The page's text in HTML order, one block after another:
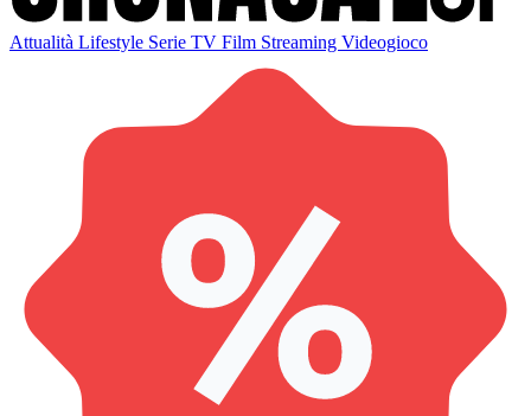
Attualità Lifestyle Serie TV Film Streaming Videogioco